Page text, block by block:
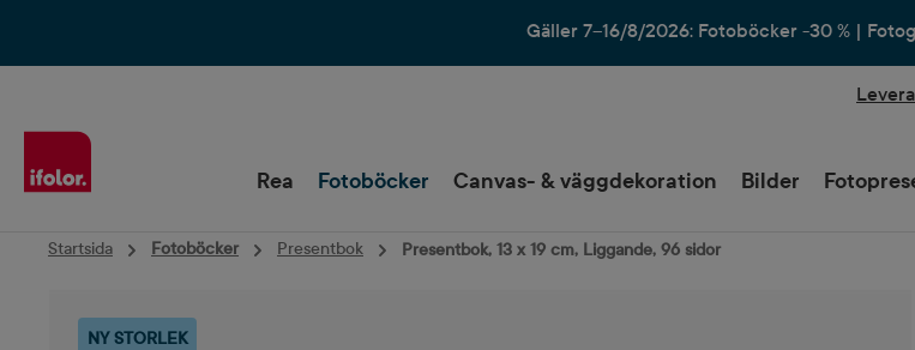
Gäller 7–16/8/2026: Fotoböcker -30 % |
Rea Fotoböcker Canvas- & väggdekoration Bilder
Startsida Fotoböcker Presentbok Presentbok, 13 x 19 cm, Liggande, 96 sidor
NY STORLEK